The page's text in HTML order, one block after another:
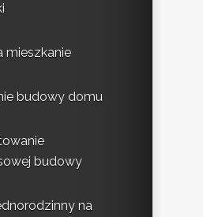
mieszkanie
budowy domu
budowy
na